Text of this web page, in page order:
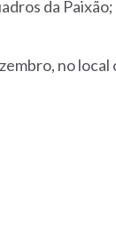
da
no local